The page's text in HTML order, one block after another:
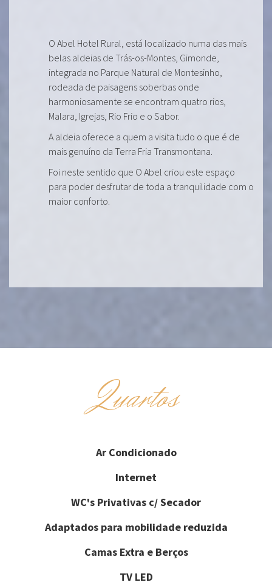
O Abel Hotel Rural, está localizado numa das mais
belas aldeias de Trás-os-Montes, Gimonde,
integrada no Parque Natural de Montesinho,
rodeada de paisagens soberbas onde
harmoniosamente se encontram quatro rios,
Malara, Igrejas, Rio Frio e o Sabor.
A aldeia oferece a quem a visita tudo o que é de
mais genuíno da Terra Fria Transmontana.
Foi neste sentido que O Abel criou este espaço
para poder desfrutar de toda a tranquilidade com o
maior conforto.
Quartos
Ar Condicionado
Internet
WC's Privativas c/ Secador
Adaptados para mobilidade reduzida
Camas Extra e Berços
TV LED